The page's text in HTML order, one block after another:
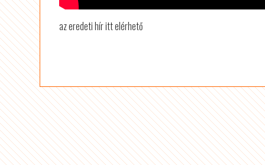
az eredeti hír itt elérhető